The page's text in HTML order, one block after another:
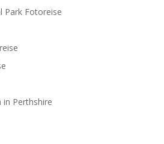
Park Fotoreise
in Perthshire